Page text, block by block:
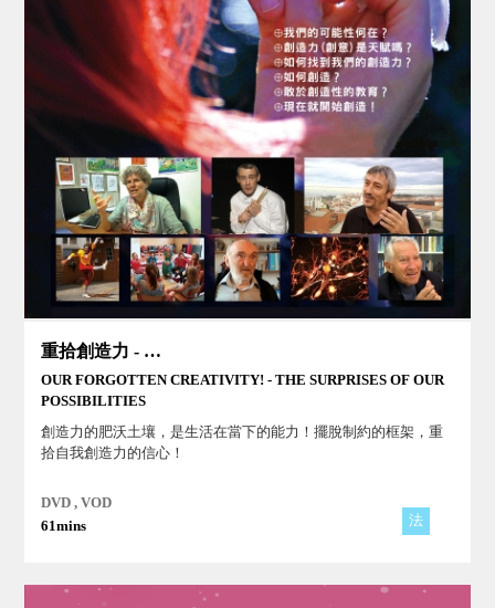
重拾創造力 - 我們非凡的可能性
OUR FORGOTTEN CREATIVITY! - THE SURPRISES OF OUR
POSSIBILITIES
創造力的肥沃土壤，是生活在當下的能力！擺脫制約的框架，重
拾自我創造力的信心！
DVD , VOD
61mins
法